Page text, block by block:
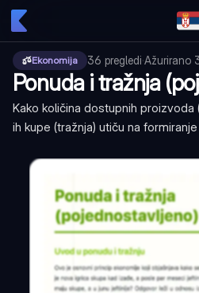
Ekonomija 36 pregledi·Ažurirano
Ponuda i tražnja
Kako količina dostupnih proizvoda
ih kupe (tražnja) utiču na